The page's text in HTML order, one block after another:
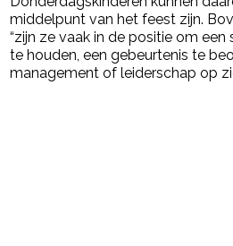
middelpunt van het feest zijn.
“zijn ze vaak in de positie om
te houden, een gebeurtenis te
management of leiderschap op